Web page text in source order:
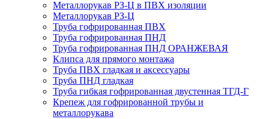
Металлорукав РЗ-Ц в ПВХ изоляции
Металлорукав РЗ-Ц
Труба гофрированная ПВХ
Труба гофрированная ПНД
Труба гофрированная ПНД ОРАНЖЕВАЯ
Клипса для прямого монтажа
Труба ПВХ гладкая и аксессуары
Труба ПНД гладкая
Труба гибкая гофрированная двустенная ТГД-Г
Крепеж для гофрированной трубы и
металлорукава